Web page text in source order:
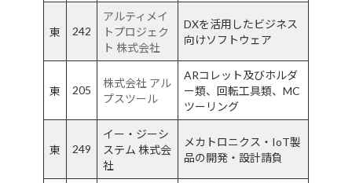
東 242
アルティメイ
トプロジェク
ト 株式会社
DXを活用したビジネス
向けソフトウェア
東 205
株式会社 アル
プスツール
ARコレット及びホルダ
ー類、回転工具類、MC
ツーリング
東 249
イー・ジーシ
ステム 株式会
社
メカトロニクス・IoT製
品の開発・設計請負